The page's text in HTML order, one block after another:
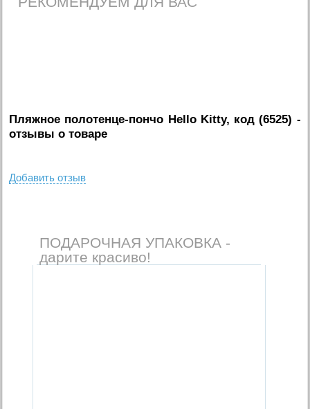
Пляжное полотенце-пончо Hello Kitty, код (6525) -
отзывы о товаре
Добавить отзыв
ПОДАРОЧНАЯ УПАКОВКА -
дарите красиво!